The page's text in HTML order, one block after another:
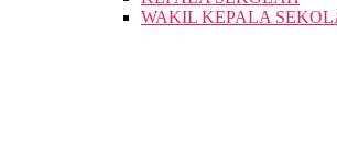
WAKIL KEPALA